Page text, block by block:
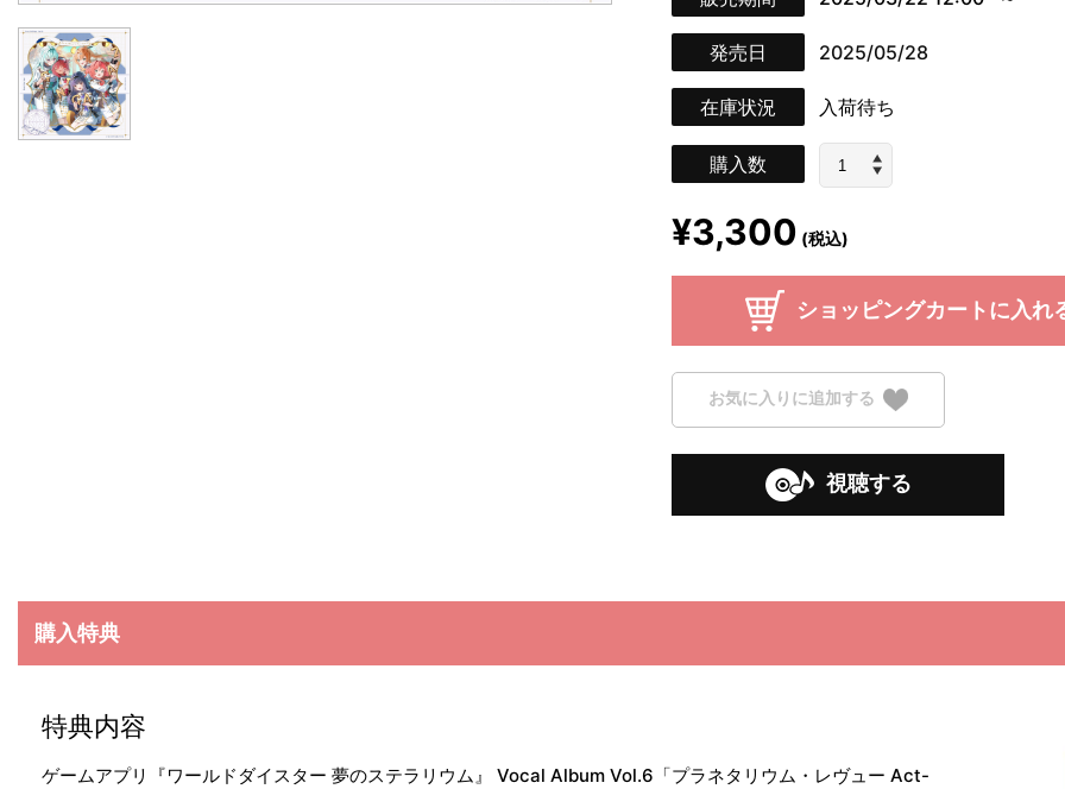
発売日 2025/05/28
在庫状況 入荷待ち
購入数
¥3,300 (税込)
ショッピングカートに入れ
お気に入りに追加する
視聴する
購入特典
特典内容
ゲームアプリ『ワールドダイスター 夢のステラリウム』 Vocal Album Vol.6「プラネタリウム・レヴュー Act-